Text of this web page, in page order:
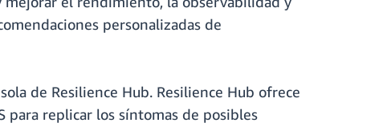
personalizadas de
de Resilience Hub. Resilience Hub ofrece
para replicar los síntomas de posibles